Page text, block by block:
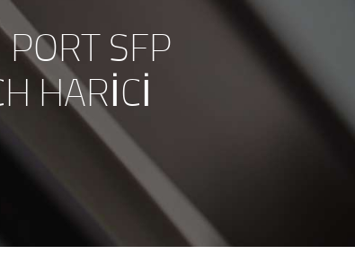
SFP
HARİCİ